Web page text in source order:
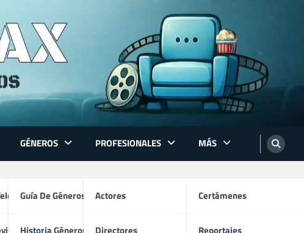
GÉNEROS
Guía De Géneros
PROFESIONALES
Actores
MÁS
Certámenes
acción